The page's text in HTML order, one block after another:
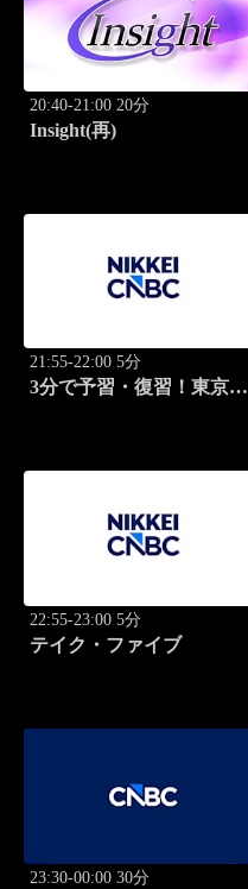
20:40-21:00 20分
Insight(再)
21:55-22:00 5分
3分で予習・復習！東京市
22:55-23:00 5分
テイク・ファイブ
23:30-00:00 30分